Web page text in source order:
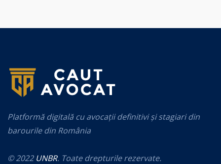
Platformă digitală cu avocații definitivi și stagiari din
barourile din România
© 2022 UNBR. Toate drepturile rezervate.